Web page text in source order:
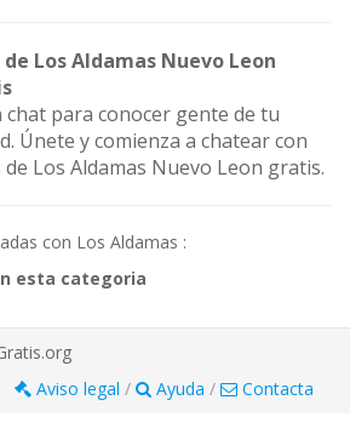
Los Aldamas Nuevo Leon
chat para conocer gente de tu
Únete y comienza a chatear con
Los Aldamas Nuevo Leon gratis.
con Los Aldamas :
esta categoria
Aviso legal / Ayuda / Contacta